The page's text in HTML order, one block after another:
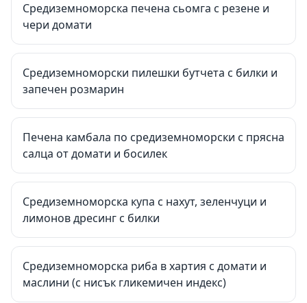
Средиземноморска печена сьомга с резене и
чери домати
Средиземноморски пилешки бутчета с билки и
запечен розмарин
Печена камбала по средиземноморски с прясна
салца от домати и босилек
Средиземноморска купа с нахут, зеленчуци и
лимонов дресинг с билки
Средиземноморска риба в хартия с домати и
маслини (с нисък гликемичен индекс)